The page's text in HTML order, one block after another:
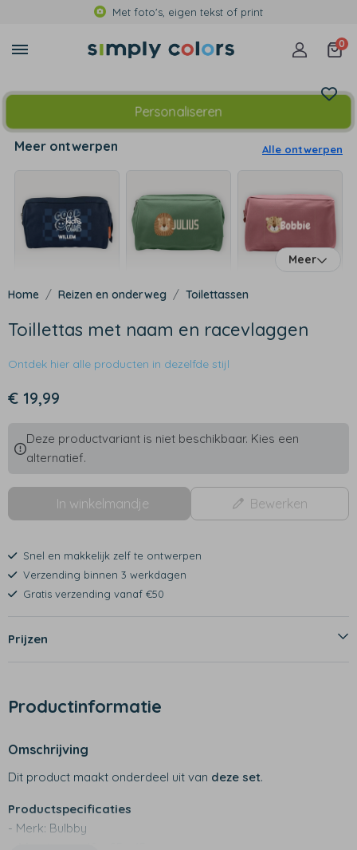
Met foto's, eigen tekst of print
0
Personaliseren
Meer ontwerpen Alle ontwerpen
Meer
Reizen en onderweg Toilettassen
Toillettas met naam en racevlaggen
Ontdek hier alle producten in dezelfde stijl
€ 19,99
Deze productvariant is niet beschikbaar. Kies een
alternatief.
In winkelmandje Bewerken
Snel en makkelijk zelf te ontwerpen
Verzending binnen 3 werkdagen
Gratis verzending vanaf €50
Prijzen
Productinformatie
Omschrijving
Dit product maakt onderdeel uit van deze set.
Productspecificaties
- Merk: Bulbby